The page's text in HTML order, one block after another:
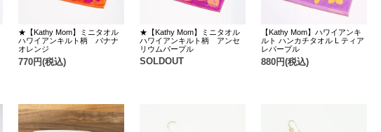
★【Kathy Mom】ミニタオル
ハワイアンキルト柄 バナナ
オレンジ
770円(税込)
★【Kathy Mom】ミニタオル
ハワイアンキルト柄 アンセ
リウムパープル
SOLDOUT
【Kathy Mom】ハワイアンキ
ルト ハンカチタオル L ティア
レパープル
880円(税込)